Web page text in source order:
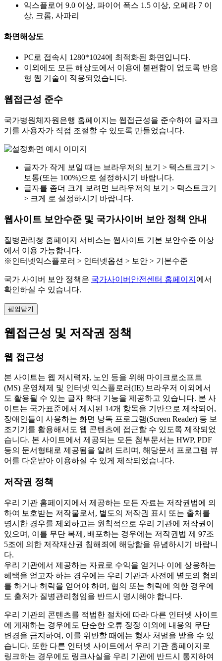
익스플로어 9.0 이상, 파이어 폭스 1.5 이상, 오페라 7 이
상, 크롬, 사파리
화면해상도
PC로 접속시 1280*1024에 최적화된 화면입니다.
이외에도 모든 해상도에서 이용에 불편함이 없도록 반응
형 웹 기술이 적용되었습니다.
웹접근성 준수
국가병원체자원은행 홈페이지는 웹접근성을 준수하여 글자크
기를 사용자가 직접 조절할 수 있도록 만들었습니다.
글자가 작게 보일 때는 브라우저의 보기 > 텍스트크기 >
보통(또는 100%)으로 설정하시기 바랍니다.
글자를 좀더 크게 보려면 브라우저의 보기 > 텍스트크기
> 크게 로 설정하시기 바랍니다.
웹사이트 보안수준 및 국가사이버 보안 정책 안내
질병관리청 홈페이지 서비스는 웹사이트 기본 보안수준 이상
에서 이용 가능합니다.
※인터넷익스플로러 > 인터넷옵션 > 보안 > 기본수준
국가 사이버 보안 정책은 국가사이버안전센터 홈페이지 에서
확인하실 수 있습니다.
팝업닫기
웹접근성 및 저작권 정책
웹 접근성
본 사이트는 웹 저시력자, 노인 등을 위해 마이크로소프트
(MS) 운영체제 및 인터넷 익스플로러(IE) 브라우저 이외에서
도 활용될 수 있는 글자 확대 기능을 제공하고 있습니다. 본 사
이트는 국가표준에서 제시된 14개 항목을 기반으로 제작되어,
장애인들이 사용하는 화면 낭독 프로그램(Screen Reader) 등 보
조기기를 활용해서도 웹 콘텐츠에 접근할 수 있도록 제작되었
습니다. 본 사이트에서 제공되는 모든 첨부문서는 HWP, PDF
등의 문서형태로 제공됨을 알려 드리며, 해당문서 프로그램 뷰
어를 다운받아 이용하실 수 있게 제작되었습니다.
저작권 정책
우리 기관 홈페이지에서 제공하는 모든 자료는 저작권법에 의
하여 보호받는 저작물로서, 별도의 저작권 표시 또는 출처를
명시한 경우를 제외하고는 원칙적으로 우리 기관에 저작권이
있으며, 이를 무단 복제, 배포하는 경우에는 저작권법 제 97조
5조에 의한 저작재산권 침해죄에 해당함을 유념하시기 바랍니
다.
우리 기관에서 제공하는 자료로 수익을 얻거나 이에 상응하는
혜택을 얻고자 하는 경우에는 우리 기관과 사전에 별도의 협의
를 하거나 허락을 얻어야 하며, 협의 또는 허락에 의한 경우에
도 출처가 질병관리청임을 반드시 명시해야 합니다.
우리 기관의 콘텐츠를 적법한 절차에 따라 다른 인터넷 사이트
에 게재하는 경우에도 단순한 오류 정정 이외에 내용의 무단
변경을 금지하여, 이를 위반할 때에는 형사 처벌을 받을 수 있
습니다. 또한 다른 인터넷 사이트에서 우리 기관 홈페이지로
링크하는 경우에도 링크사실을 우리 기관에 반드시 통지하여